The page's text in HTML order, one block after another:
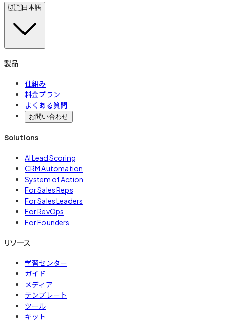
🇯🇵日本語
製品
仕組み
料金プラン
よくある質問
お問い合わせ
Solutions
AI Lead Scoring
CRM Automation
System of Action
For Sales Reps
For Sales Leaders
For RevOps
For Founders
リソース
学習センター
ガイド
メディア
テンプレート
ツール
キット